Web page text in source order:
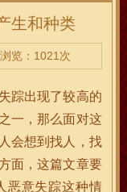
生和种类
浏览：1021次
踪出现了较高的
一，那么面对这
会想到找人，找
面，这篇文章要
恶意失踪这种情